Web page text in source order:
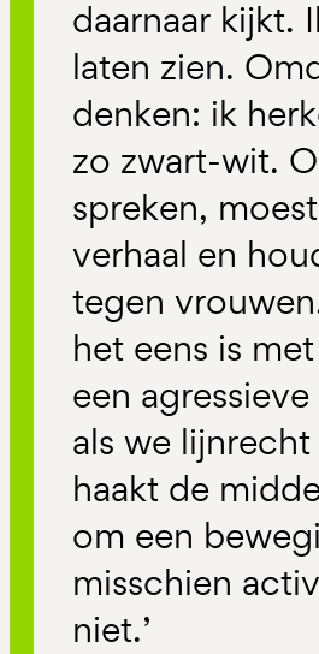
daarnaar kijkt.
laten zien.
denken: ik
zo zwart-wit.
spreken,
verhaal en
tegen
het eens is
een
als we
haakt de
om een
misschien
niet.’